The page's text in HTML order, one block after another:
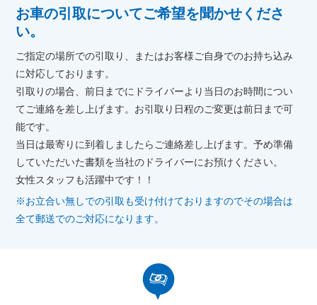
お車の引取についてご希望を聞かせくださ
い。
ご指定の場所での引取り、またはお客様ご自身でのお持ち込み
に対応しております。
引取りの場合、前日までにドライバーより当日のお時間につい
てご連絡を差し上げます。お引取り日程のご変更は前日まで可
能です。
当日は最寄りに到着しましたらご連絡差し上げます。予め準備
していただいた書類を当社のドライバーにお預けください。
女性スタッフも活躍中です！！
※お立合い無しでの引取も受け付けておりますのでその場合は
全て郵送でのご対応になります。